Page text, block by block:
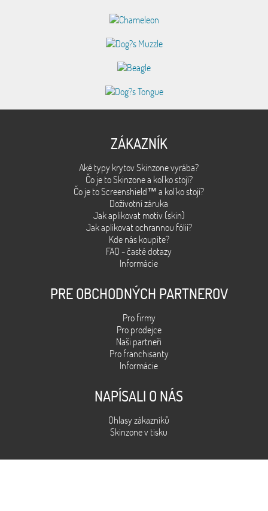
ZÁKAZNÍK
Aké typy krytov Skinzone vyrába?
Čo je to Skinzone a kol´ko stojí?
Čo je to Screenshield™ a kol´ko stojí?
Doživotní záruka
Jak aplikovat motiv (skin)
Jak aplikovat ochrannou fólii?
Kde nás koupíte?
FAQ - časté dotazy
Informácie
PRE OBCHODNÝCH PARTNEROV
Pro firmy
Pro prodejce
Naši partneři
Pro franchisanty
Informácie
NAPÍSALI O NÁS
Ohlasy zákazníků
Skinzone v tisku